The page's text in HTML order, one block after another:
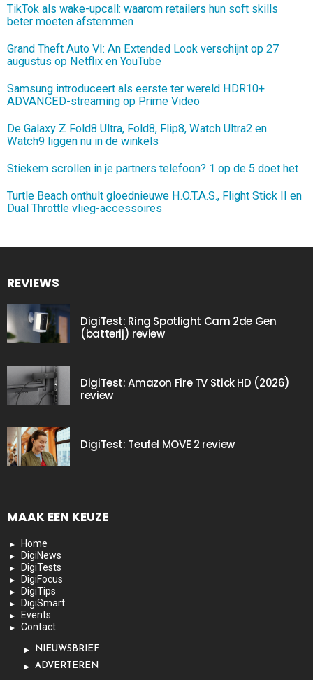
TikTok als wake-upcall: waarom retailers hun soft skills
beter moeten afstemmen
Grand Theft Auto VI: An Extended Look verschijnt op 27
augustus op Netflix en YouTube
Samsung introduceert als eerste ter wereld HDR10+
ADVANCED-streaming op Prime Video
De Galaxy Z Fold8 Ultra, Fold8, Flip8, Watch Ultra2 en
Watch9 liggen nu in de winkels
Stiekem scrollen in je partners telefoon? 1 op de 5 doet het
Turtle Beach onthult gloednieuwe H.O.T.A.S., Flight Stick II en
Dual Throttle vlieg-accessoires
REVIEWS
DigiTest: Ring Spotlight Cam 2de Gen
(batterij) review
DigiTest: Amazon Fire TV Stick HD (2026)
review
DigiTest: Teufel MOVE 2 review
MAAK EEN KEUZE
Home
DigiNews
DigiTests
DigiFocus
DigiTips
DigiSmart
Events
Contact
NIEUWSBRIEF
ADVERTEREN